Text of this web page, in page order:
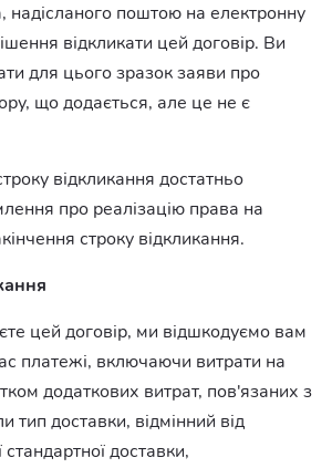
надісланого поштою на електронну
відкликати цей договір. Ви
для цього зразок заяви про
що додається, але це не є
відкликання достатньо
про реалізацію права на
строку відкликання.
цей договір, ми відшкодуємо вам
платежі, включаючи витрати на
додаткових витрат, пов'язаних з
тип доставки, відмінний від
доставки,